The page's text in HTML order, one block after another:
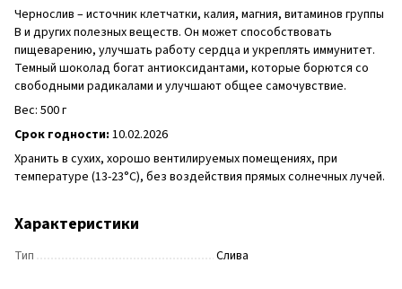
Чернослив – источник клетчатки, калия, магния, витаминов группы
B и других полезных веществ. Он может способствовать
пищеварению, улучшать работу сердца и укреплять иммунитет.
Темный шоколад богат антиоксидантами, которые борются со
свободными радикалами и улучшают общее самочувствие.
Вес: 500 г
Срок годности: 10.02.2026
Хранить в сухих, хорошо вентилируемых помещениях, при
температуре (13-23°C), без воздействия прямых солнечных лучей.
Характеристики
Тип Слива